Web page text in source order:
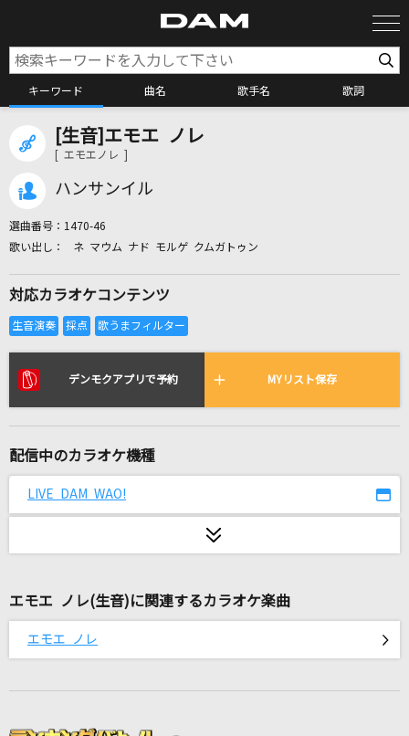
キーワード 曲名 歌手名 歌詞
カラオケ検索
全国りれき
リアルタイムで歌われている曲の一覧
夜咄ディセイブ
[生音]I LOVE YOU
[生音]アイラブユー
back number
7月のサイダー
[生音]エモエ ノレ
[ エモエノレ ]
ハンサンイル
選曲番号： 1470-46
ネ マウム ナド モルゲ クムガトゥン
対応カラオケコンテンツ
デンモクアプリで予約 MYリスト保存
配信中のカラオケ機種
LIVE DAM WAO!
エモエ ノレ(生音)に関連するカラオケ楽曲
エモエ ノレ